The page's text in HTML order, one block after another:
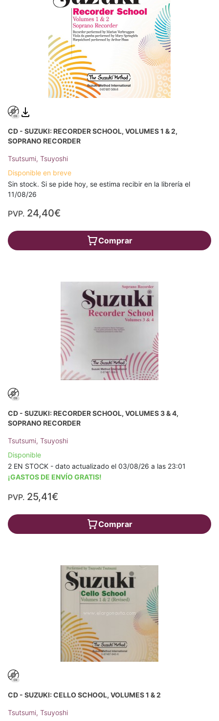
CD - SUZUKI: RECORDER SCHOOL, VOLUMES 1 & 2,
SOPRANO RECORDER
Tsutsumi, Tsuyoshi
Disponible en breve
Sin stock. Si se pide hoy, se estima recibir en la librería el
11/08/26
PVP. 24,40€
Comprar
CD - SUZUKI: RECORDER SCHOOL, VOLUMES 3 & 4,
SOPRANO RECORDER
Tsutsumi, Tsuyoshi
Disponible
2 EN STOCK - dato actualizado el 03/08/26 a las 23:01
¡GASTOS DE ENVÍO GRATIS!
PVP. 25,41€
Comprar
CD - SUZUKI: CELLO SCHOOL, VOLUMES 1 & 2
Tsutsumi, Tsuyoshi